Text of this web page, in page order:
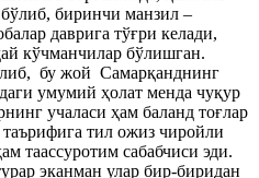
биринчи манзил –
даврига тўғри келади,
кўчманчилар бўлишган.
бу жой Самарқанднинг
умумий ҳолат менда чуқур
учаласи ҳам баланд тоғлар
тил ожиз чиройли
таассуротим сабабчиси эди.
эканман улар бир-биридан